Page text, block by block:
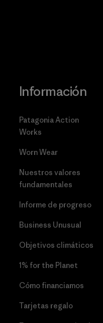
Información
Patagonia Action
Works
Worn Wear
Nuestros valores
fundamentales
Informe de progreso
Business Unusual
Objetivos climáticos
1% for the Planet
Cómo financiamos
Tarjetas regalo